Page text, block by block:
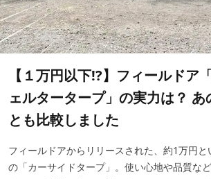
【１万円以下!?】フィールドア
ェルタータープ」の実力は？
とも比較しました
フィールドアからリリースされた、約1万円
の「カーサイドタープ」。使い心地や品質な